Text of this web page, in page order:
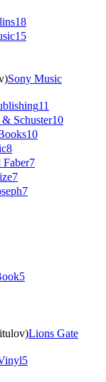
18
15
Sony Music
11
Schuster10
10
8
Faber7
7
7
5
Lions Gate
5